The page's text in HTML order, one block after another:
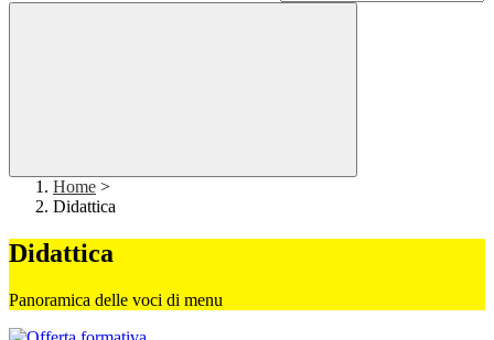
Home >
Didattica
Didattica
Panoramica delle voci di menu